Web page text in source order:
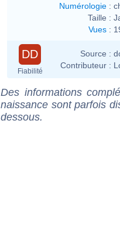
Numérologie :
Taille :
Vues :
DD
Fiabilité
Source :
Contributeur :
Des informations
naissance sont parfois
dessous.